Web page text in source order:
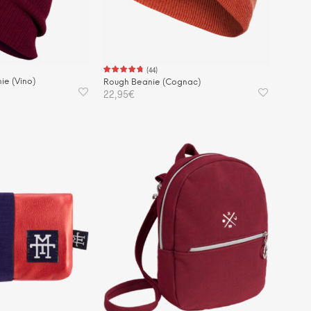
der
Produktseite
gewählt
werden
der
Produktseite
(Vino)
(44)
Rough Beanie (Cognac)
22,95€